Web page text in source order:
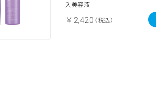
入美容液
￥2,420（税込）